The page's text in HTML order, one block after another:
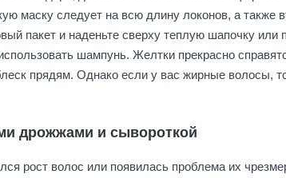
маску следует на всю длину локонов, а также
пакет и наденьте сверху теплую шапочку
шампунь. Желтки прекрасно
прядям. Однако если у вас жирные волосы,
дрожжами и сывороткой
рост волос или появилась проблема их